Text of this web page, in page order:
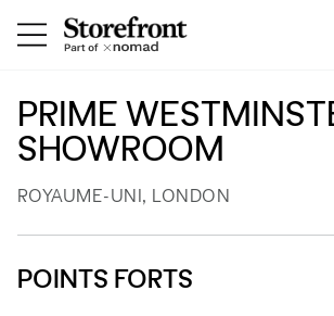
PRIME
SHOWROOM
ROYAUME-UNI, LONDON
POINTS FORTS